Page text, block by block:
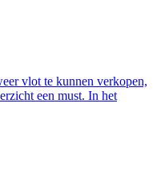
vlot te kunnen verkopen,
een must. In het